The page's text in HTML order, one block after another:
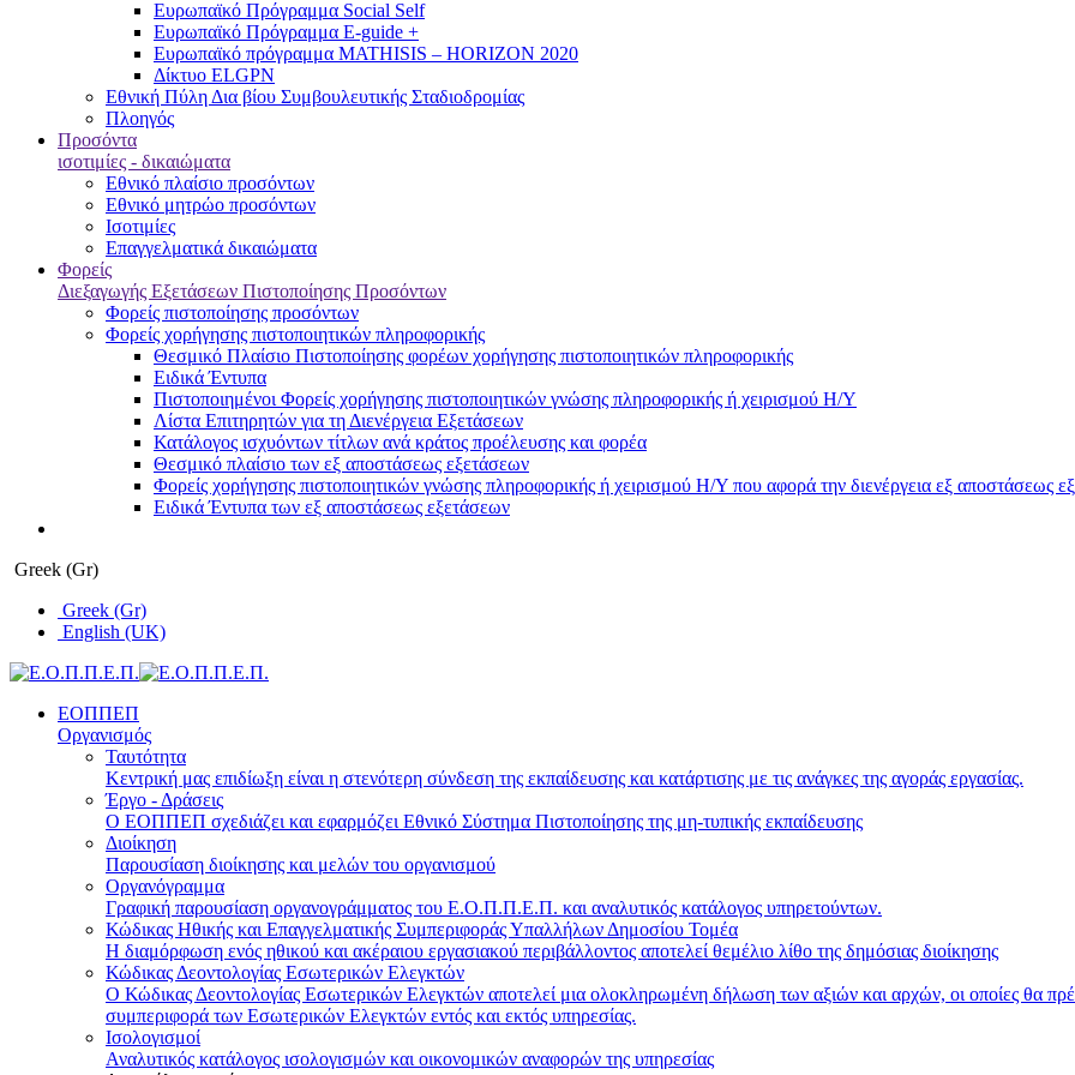
Ευρωπαϊκό Πρόγραμμα Social Self
Ευρωπαϊκό Πρόγραμμα E-guide +
Ευρωπαϊκό πρόγραμμα MATHISIS – HORIZON 2020
Δίκτυο ELGPN
Εθνική Πύλη Δια βίου Συμβουλευτικής Σταδιοδρομίας
Πλοηγός
Προσόντα
ισοτιμίες - δικαιώματα
Εθνικό πλαίσιο προσόντων
Εθνικό μητρώο προσόντων
Ισοτιμίες
Επαγγελματικά δικαιώματα
Φορείς
Διεξαγωγής Εξετάσεων Πιστοποίησης Προσόντων
Φορείς πιστοποίησης προσόντων
Φορείς χορήγησης πιστοποιητικών πληροφορικής
Θεσμικό Πλαίσιο Πιστοποίησης φορέων χορήγησης πιστοποιητικών πληροφορικής
Ειδικά Έντυπα
Πιστοποιημένοι Φορείς χορήγησης πιστοποιητικών γνώσης πληροφορικής ή χειρισμού Η/Υ
Λίστα Επιτηρητών για τη Διενέργεια Εξετάσεων
Κατάλογος ισχυόντων τίτλων ανά κράτος προέλευσης και φορέα
Θεσμικό πλαίσιο των εξ αποστάσεως εξετάσεων
Φορείς χορήγησης πιστοποιητικών γνώσης πληροφορικής ή χειρισμού Η/Υ που αφορά την διενέργεια εξ αποστάσεως
Ειδικά Έντυπα των εξ αποστάσεως εξετάσεων
Greek (Gr)
Greek (Gr)
English (UK)
ΕΟΠΠΕΠ
Οργανισμός
Ταυτότητα
Κεντρική μας επιδίωξη είναι η στενότερη σύνδεση της εκπαίδευσης και κατάρτισης με τις ανάγκες της αγοράς εργασίας.
Έργο - Δράσεις
Ο ΕΟΠΠΕΠ σχεδιάζει και εφαρμόζει Eθνικό Σύστημα Πιστοποίησης της μη-τυπικής εκπαίδευσης
Διοίκηση
Παρουσίαση διοίκησης και μελών του οργανισμού
Οργανόγραμμα
Γραφική παρουσίαση οργανογράμματος του Ε.Ο.Π.Π.Ε.Π. και αναλυτικός κατάλογος υπηρετούντων.
Κώδικας Ηθικής και Επαγγελματικής Συμπεριφοράς Υπαλλήλων Δημοσίου Τομέα
Η διαμόρφωση ενός ηθικού και ακέραιου εργασιακού περιβάλλοντος αποτελεί θεμέλιο λίθο της δημόσιας διοίκησης
Κώδικας Δεοντολογίας Εσωτερικών Ελεγκτών
Ο Κώδικας Δεοντολογίας Εσωτερικών Ελεγκτών αποτελεί μια ολοκληρωμένη δήλωση των αξιών και αρχών, οι οποίες θα
συμπεριφορά των Εσωτερικών Ελεγκτών εντός και εκτός υπηρεσίας.
Ισολογισμοί
Αναλυτικός κατάλογος ισολογισμών και οικονομικών αναφορών της υπηρεσίας